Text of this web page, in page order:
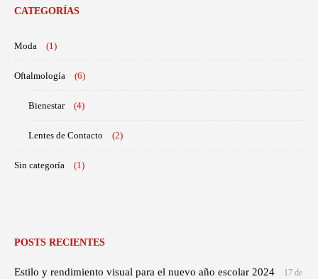
CATEGORÍAS
Moda (1)
Oftalmología (6)
Bienestar (4)
Lentes de Contacto (2)
Sin categoría (1)
POSTS RECIENTES
Estilo y rendimiento visual para el nuevo año escolar 2024
17 de